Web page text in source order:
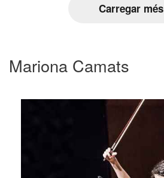
Carregar més
Mariona Camats